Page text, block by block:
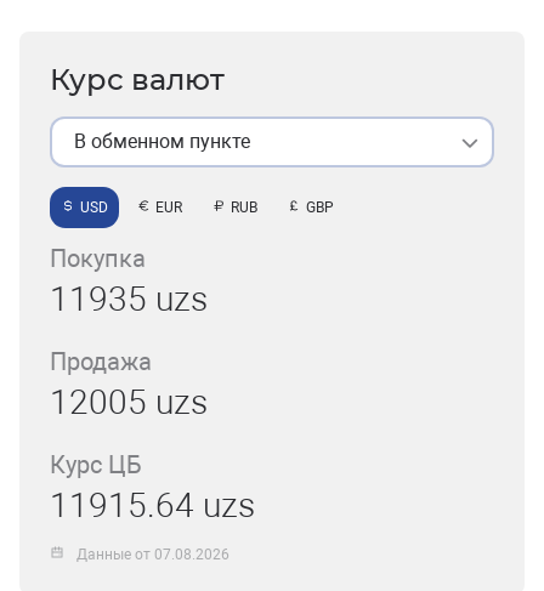
Курс валют
В обменном пункте
USD EUR RUB GBP
Покупка
11935 uzs
Продажа
12005 uzs
Курс ЦБ
11915.64 uzs
Данные от 07.08.2026